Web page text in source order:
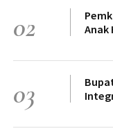
02
Anak
03